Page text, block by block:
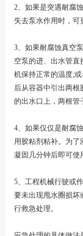
2、如果是突遇耐腐
失去泵水作用时，可
3、如果耐腐蚀真空
空泵的进、出水管直
机保持正常的温度;
后从容器中引出两
的出水口上，两根管
4、如果仅仅是耐腐
用胶粘剂粘补。为
凝固几分钟后即可使
5、工程机械行驶或
要未出现甩水圈损坏
行救急处理。